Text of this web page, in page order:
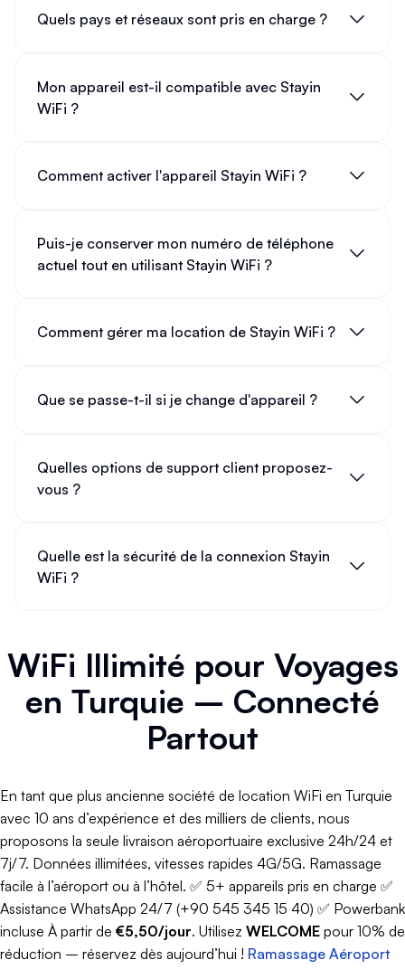
Quels pays et réseaux sont pris en charge ?
Mon appareil est-il compatible avec Stayin
WiFi ?
Comment activer l'appareil Stayin WiFi ?
Puis-je conserver mon numéro de téléphone
actuel tout en utilisant Stayin WiFi ?
Comment gérer ma location de Stayin WiFi ?
Que se passe-t-il si je change d'appareil ?
Quelles options de support client proposez-
vous ?
Quelle est la sécurité de la connexion Stayin
WiFi ?
WiFi Illimité pour Voyages
en Turquie – Connecté
Partout
En tant que plus ancienne société de location WiFi en Turquie
avec 10 ans d’expérience et des milliers de clients, nous
proposons la seule livraison aéroportuaire exclusive 24h/24 et
7j/7. Données illimitées, vitesses rapides 4G/5G. Ramassage
facile à l’aéroport ou à l’hôtel. ✅ 5+ appareils pris en charge ✅
Assistance WhatsApp 24/7 (+90 545 345 15 40) ✅ Powerbank
incluse À partir de €5,50/jour. Utilisez WELCOME pour 10% de
réduction – réservez dès aujourd’hui ! Ramassage Aéroport